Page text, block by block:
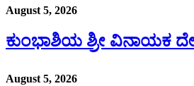
August 5, 2026
ಕುಂಭಾಶಿಯ ಶ್ರೀ ವಿನಾಯಕ
August 5, 2026